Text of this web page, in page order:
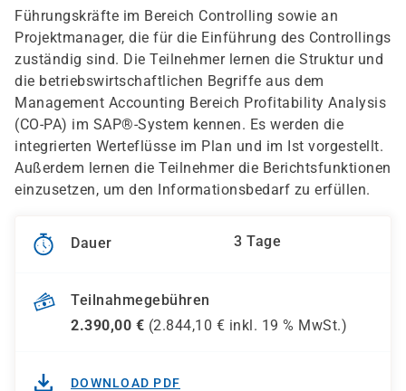
Führungskräfte im Bereich Controlling sowie an
Projektmanager, die für die Einführung des Controllings
zuständig sind. Die Teilnehmer lernen die Struktur und
die betriebswirtschaftlichen Begriffe aus dem
Management Accounting Bereich Profitability Analysis
(CO-PA) im SAP®-System kennen. Es werden die
integrierten Werteflüsse im Plan und im Ist vorgestellt.
Außerdem lernen die Teilnehmer die Berichtsfunktionen
einzusetzen, um den Informationsbedarf zu erfüllen.
Dauer 3 Tage
Teilnahmegebühren
2.390,00 € (2.844,10 € inkl. 19 % MwSt.)
DOWNLOAD PDF